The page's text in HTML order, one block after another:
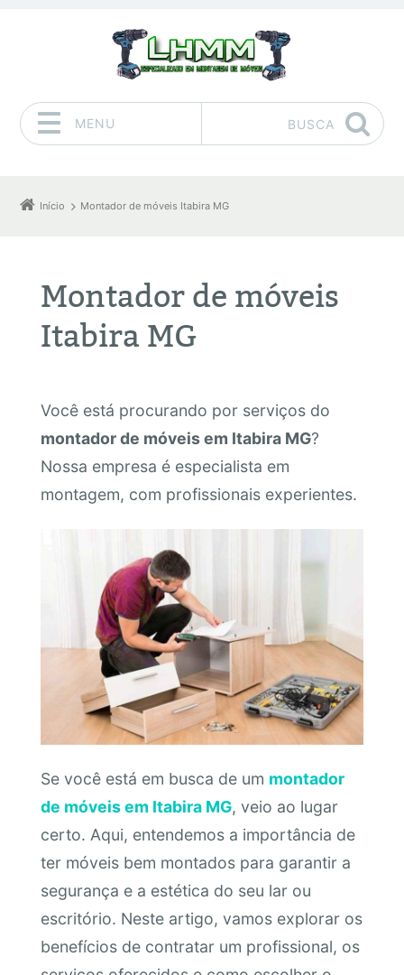
MENU BUSCA
Início Montador de móveis Itabira MG
Montador de móveis
Itabira MG
Você está procurando por serviços do
montador de móveis em Itabira MG?
Nossa empresa é especialista em
montagem, com profissionais experientes.
Se você está em busca de um montador
de móveis em Itabira MG, veio ao lugar
certo. Aqui, entendemos a importância de
ter móveis bem montados para garantir a
segurança e a estética do seu lar ou
escritório. Neste artigo, vamos explorar os
benefícios de contratar um profissional, os